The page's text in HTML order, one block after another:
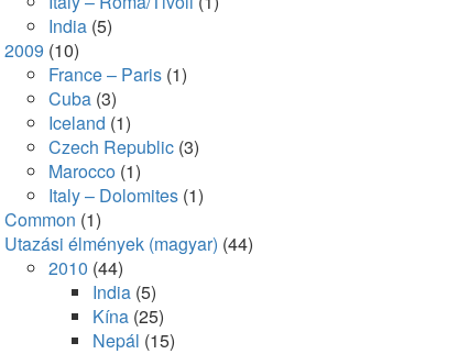
India (5)
2009 (10)
France – Paris (1)
Cuba (3)
Iceland (1)
Czech Republic (3)
Marocco (1)
Italy – Dolomites (1)
Common (1)
Utazási élmények (magyar) (44)
2010 (44)
India (5)
Kína (25)
Nepál (15)